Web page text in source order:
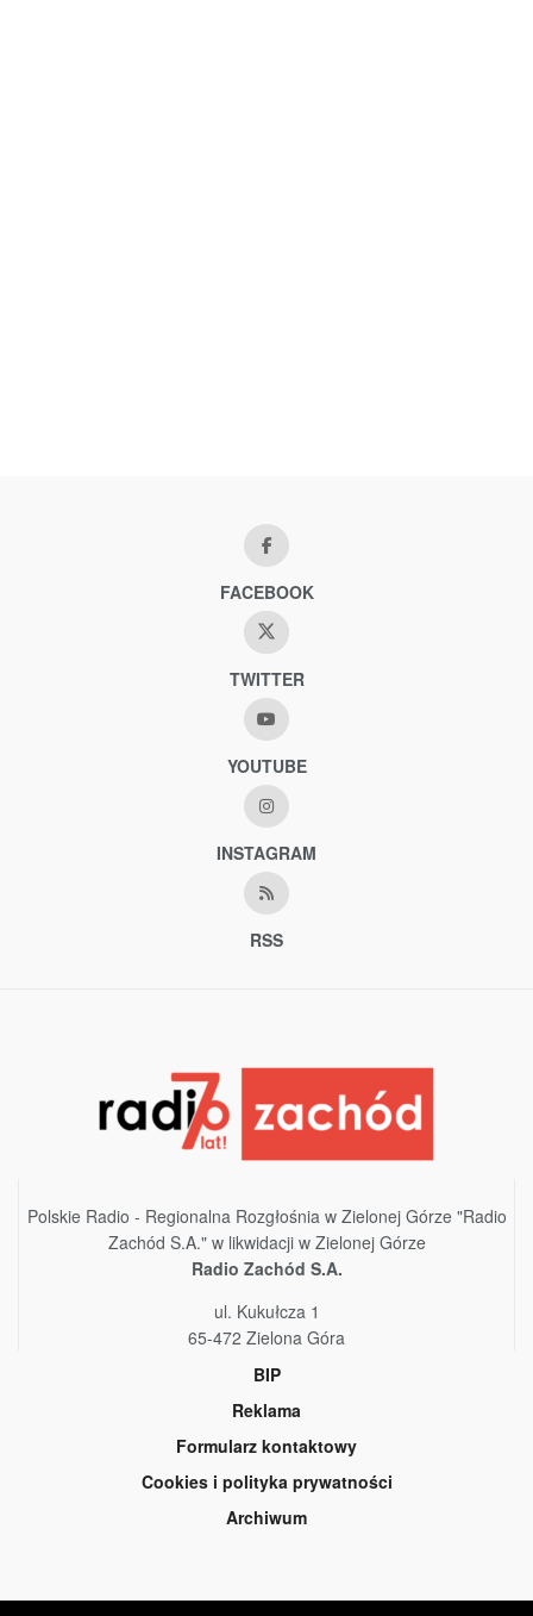
FACEBOOK
TWITTER
YOUTUBE
INSTAGRAM
RSS
Polskie Radio - Regionalna Rozgłośnia w Zielonej Górze "Radio
Zachód S.A." w likwidacji w Zielonej Górze
Radio Zachód S.A.
ul. Kukułcza 1
65-472 Zielona Góra
BIP
Reklama
Formularz kontaktowy
Cookies i polityka prywatności
Archiwum